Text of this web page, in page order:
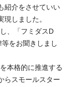
紹介をさせていい
しました。
、「フミダスD
をお聞きしまし
本格的に推進する
らスモールスター